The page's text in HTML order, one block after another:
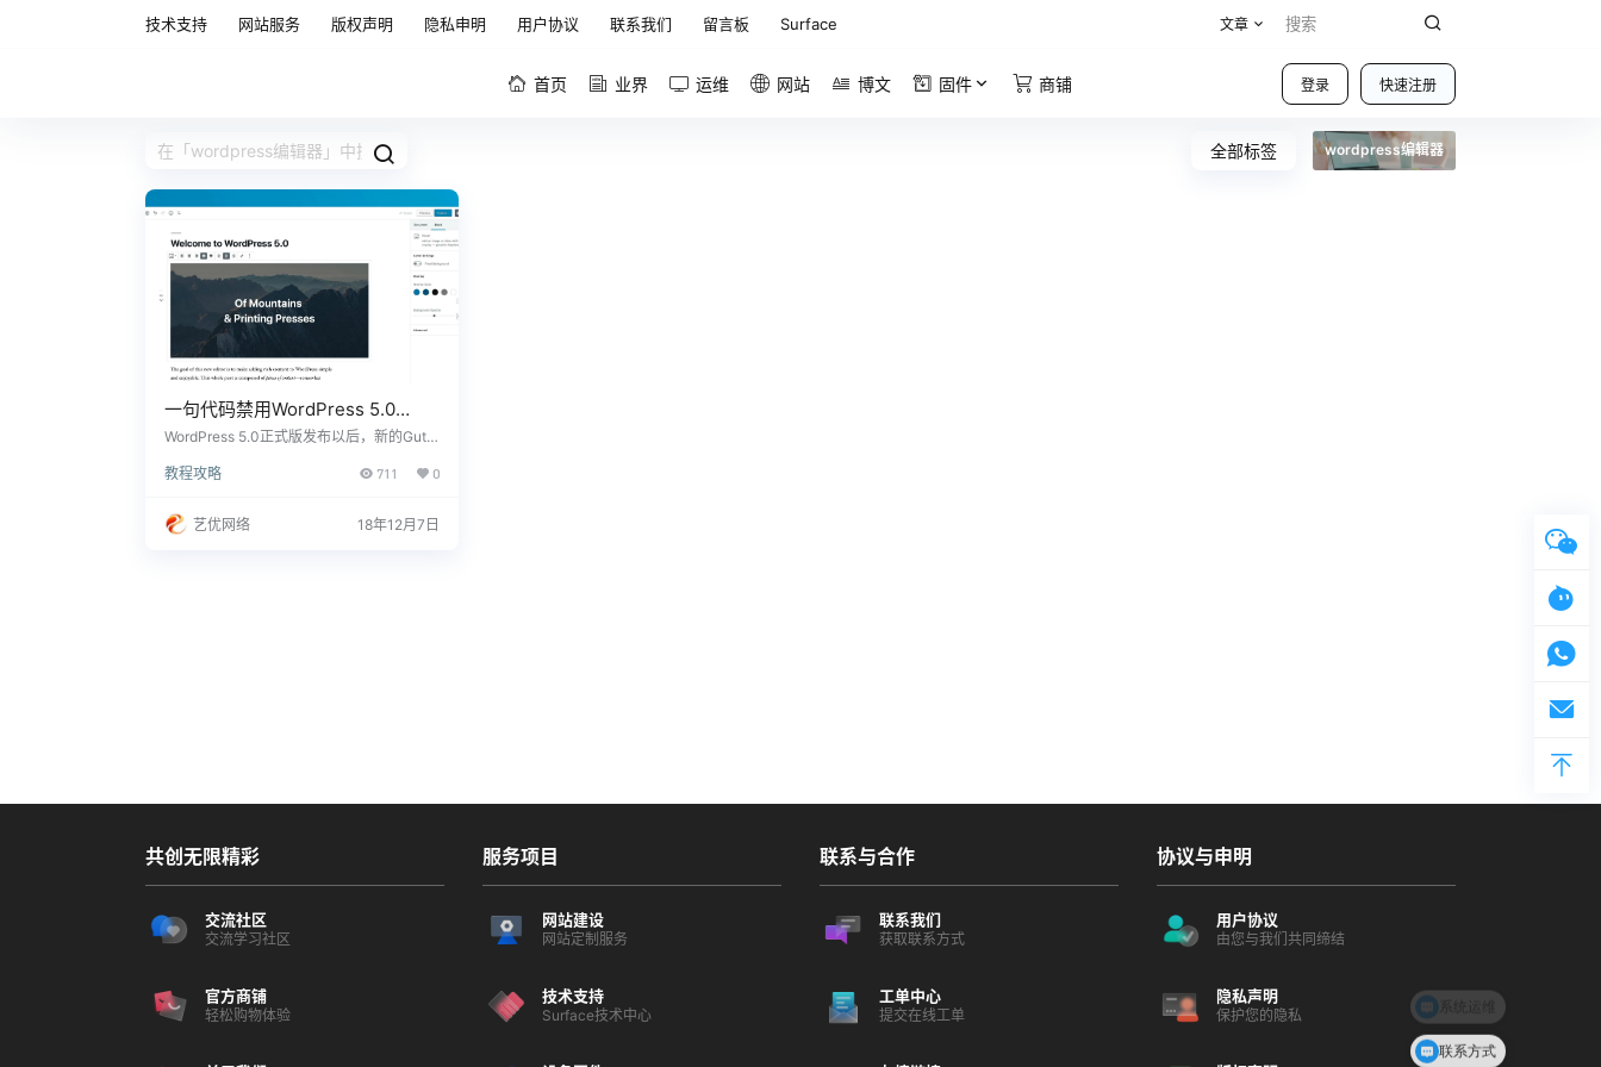
技术支持 网站服务 版权声明 隐私申明 用户协议 联系我们 留言板 Surface 文章
登录 快速注册
首页 业界 运维 网站 博文 固件 商铺
全部标签 wordpress编辑器
一句代码禁用WordPress 5.0
Gutenberg（古腾堡） 编辑器
WordPress 5.0正式版发布以后，新的Gute
惑，很简单的文字编辑操作，变得繁琐复
P开发团队强推也没有办法。 可以通过安装
Classic Editor或者Disable Gutenberg插
教程攻略 711 0
艺优网络 18年12月7日
共创无限精彩
交流社区
交流学习社区
官方商铺
轻松购物体验
服务项目
网站建设
网站定制服务
技术支持
Surface技术中心
联系与合作
联系我们
获取联系方式
工单中心
提交在线工单
协议与申明
用户协议
由您与我们共同缔结
隐私声明
保护您的隐私
联系方式
系统运维